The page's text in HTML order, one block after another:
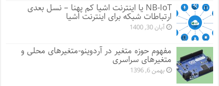
NB-IoT یا اینترنت اشیا کم پهنا – نسل بعدی
ارتباطات شبکه برای اینترنت اشیا
آبان 30, 1400
مفهوم حوزه متغیر در آردوینو-متغیرهای محلی و
متغیرهای سراسری
بهمن 6, 1396